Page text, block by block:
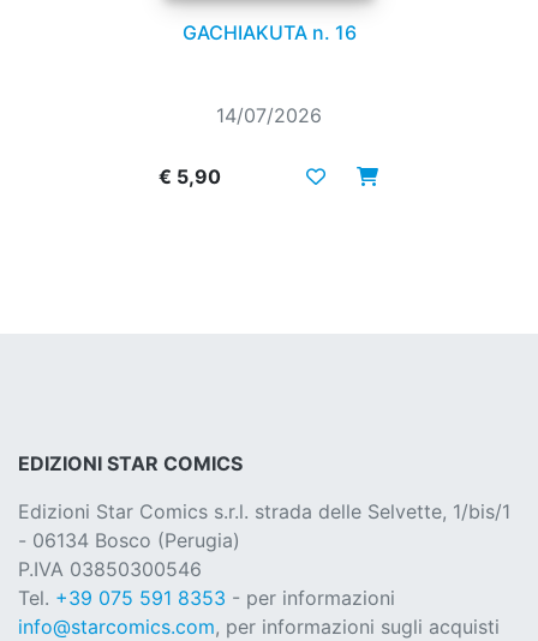
GACHIAKUTA n. 16
14/07/2026
€ 5,90
EDIZIONI STAR COMICS
Edizioni Star Comics s.r.l. strada delle Selvette, 1/bis/1
- 06134 Bosco (Perugia)
P.IVA 03850300546
Tel. +39 075 591 8353 - per informazioni
info@starcomics.com, per informazioni sugli acquisti